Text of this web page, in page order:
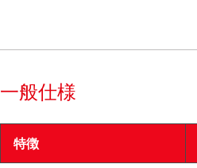
一般仕様
特徴